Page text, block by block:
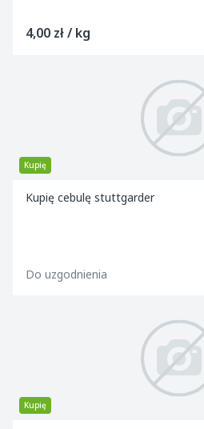
4,00 zł / kg
Kupię
Kupię cebulę stuttgarder
Do uzgodnienia
Kupię